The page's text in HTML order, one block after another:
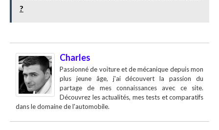
?
Charles
Passionné de voiture et de mécanique depuis mon
plus jeune âge, j'ai découvert la passion du
partage de mes connaissances avec ce site.
Découvrez les actualités, mes tests et comparatifs
dans le domaine de l'automobile.